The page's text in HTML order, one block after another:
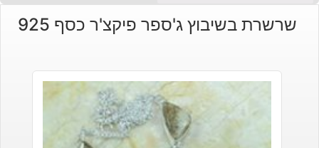
המקורי
היה:
הנוכחי
הוא:
שרשרת בשיבוץ ג'ספר פיקצ'ר כסף 925